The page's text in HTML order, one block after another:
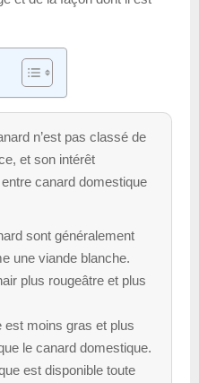
n’est pas classé de
et son intérêt
canard domestique
sont généralement
une viande blanche.
plus rougeâtre et plus
est moins gras et plus
le canard domestique.
est disponible toute